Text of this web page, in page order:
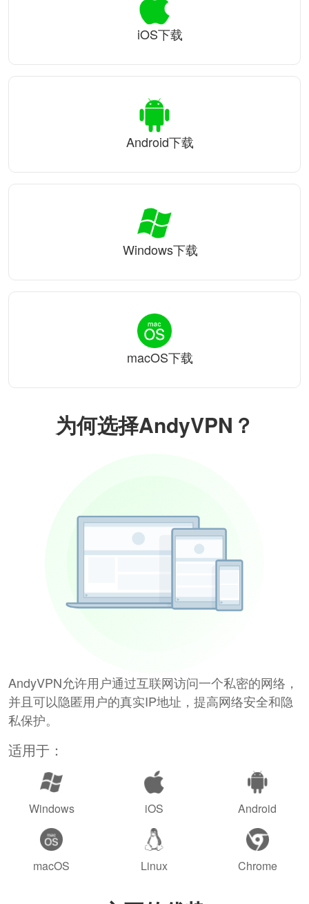
为何选择AndyVPN？
AndyVPN允许用户通过互联网访问一个私密的网络，
并且可以隐匿用户的真实IP地址，提高网络安全和隐
私保护。
适用于：
Windows iOS Android
macOS Linux Chrome
iOS下载
Android下载
Windows下载
macOS下载